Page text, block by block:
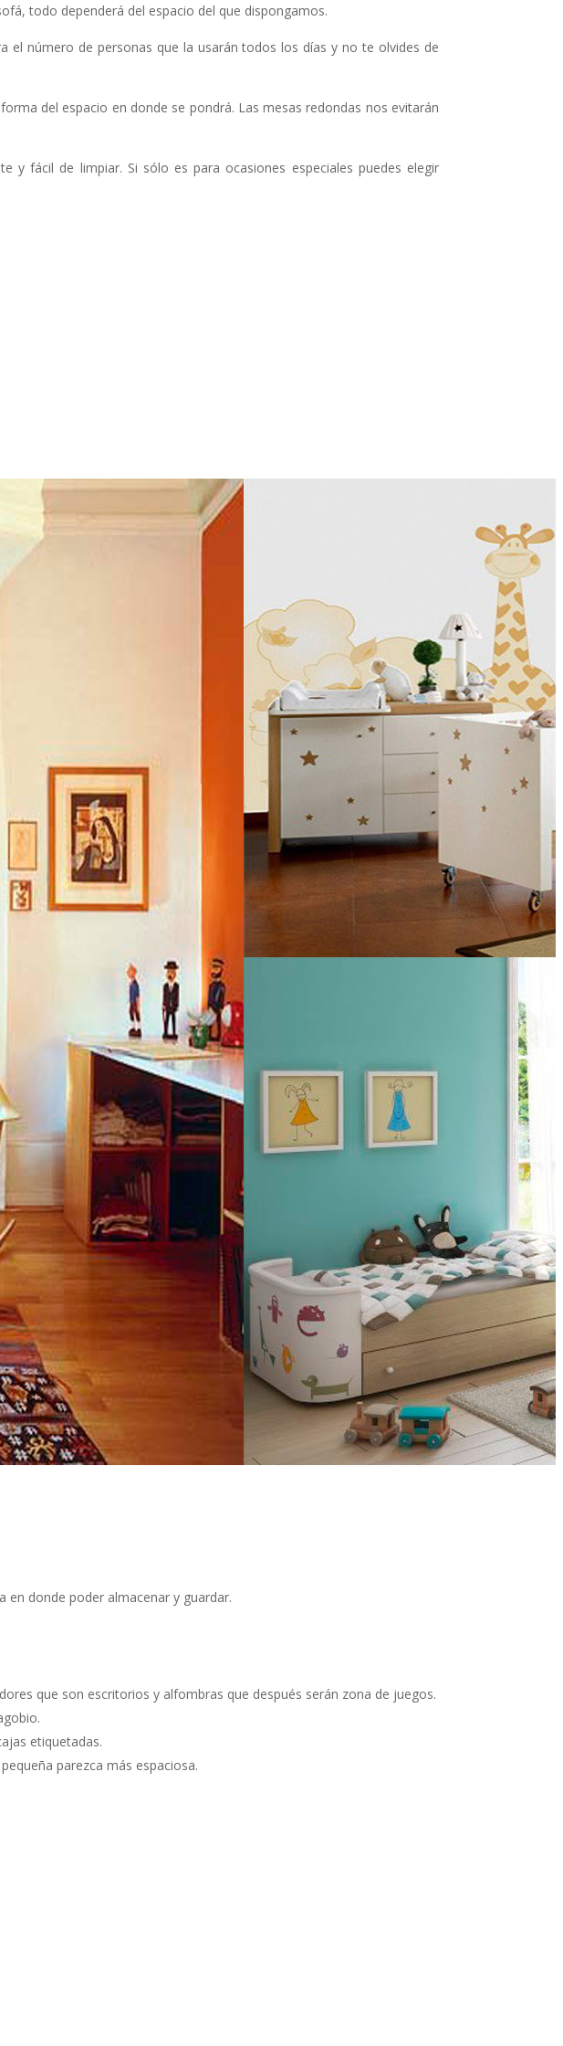
todo dependerá del espacio del que dispongamos.
número de personas que la usarán todos los días y no te olvides de
del espacio en donde se pondrá. Las mesas redondas nos evitarán
fácil de limpiar. Si sólo es para ocasiones especiales puedes elegir
donde poder almacenar y guardar.
que son escritorios y alfombras que después serán zona de juegos.
etiquetadas.
parezca más espaciosa.